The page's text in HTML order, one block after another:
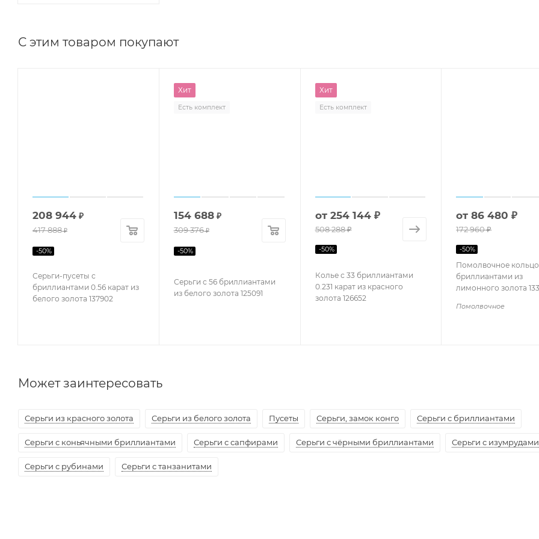
С этим товаром покупают
Серьги-пусеты с
бриллиантами 0.56 карат из
белого золота 137902
208 944 ₽
417 888₽
-50%
Хит
Есть комплект
Серьги с 56 бриллиантами
из белого золота 125091
154 688₽
309 376₽
-50%
Хит
Есть комплект
Колье с 33 бриллиантами
0.231 карат из красного
золота 126652
от 254 144 ₽
508 288 ₽
-50%
Помолвочное кольцо
бриллиантами из
лимонного золота
Помолвочное
от86 480 ₽
172 960 ₽
-50%
Может заинтересовать
Серьги из красного золота Серьги из белого золота Пусеты Серьги, замок конго Серьги с бриллиантами
Серьги с коньячными бриллиантами Серьги с сапфирами Серьги с чёрными бриллиантами Серьги с изумрудами
Серьги с рубинами Серьги с танзанитами